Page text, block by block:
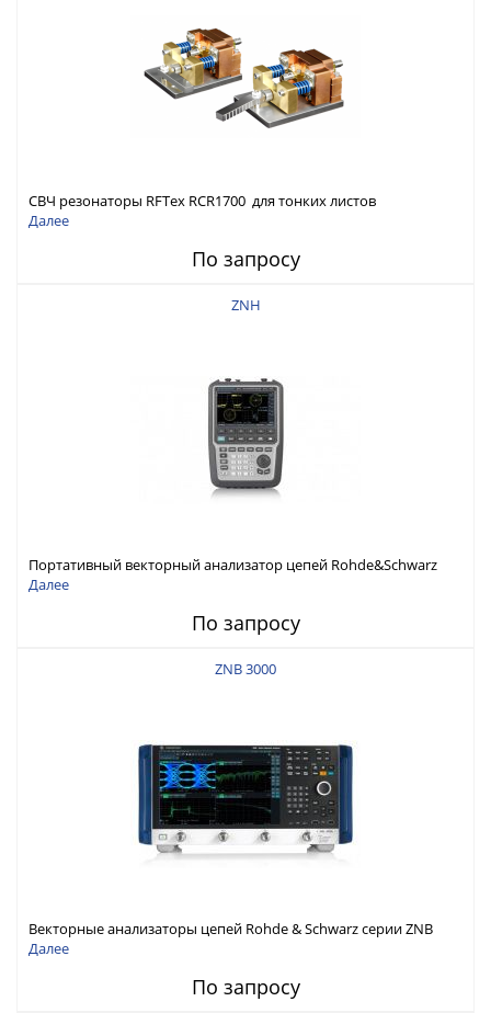
СВЧ резонаторы RFTex RCR1700 для тонких листов
Далее
По запросу
ZNH
Портативный векторный анализатор цепей Rohde&Schwarz
ZNH с диапазоном частот от 30 кГц до 26,5 ГГц
Далее
По запросу
ZNB 3000
Векторные анализаторы цепей Rohde & Schwarz серии ZNB
3000 с диапазоном частот от 9 кГц до 54 ГГц
Далее
По запросу